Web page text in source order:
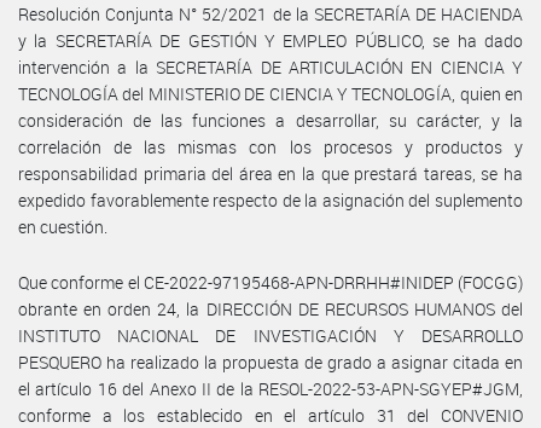
Resolución Conjunta N° 52/2021 de la SECRETARÍA DE HACIENDA
y la SECRETARÍA DE GESTIÓN Y EMPLEO PÚBLICO, se ha dado
intervención a la SECRETARÍA DE ARTICULACIÓN EN CIENCIA Y
TECNOLOGÍA del MINISTERIO DE CIENCIA Y TECNOLOGÍA, quien en
consideración de las funciones a desarrollar, su carácter, y la
correlación de las mismas con los procesos y productos y
responsabilidad primaria del área en la que prestará tareas, se ha
expedido favorablemente respecto de la asignación del suplemento
en cuestión.
Que conforme el CE-2022-97195468-APN-DRRHH#INIDEP (FOCGG)
obrante en orden 24, la DIRECCIÓN DE RECURSOS HUMANOS del
INSTITUTO NACIONAL DE INVESTIGACIÓN Y DESARROLLO
PESQUERO ha realizado la propuesta de grado a asignar citada en
el artículo 16 del Anexo II de la RESOL-2022-53-APN-SGYEP#JGM,
conforme a los establecido en el artículo 31 del CONVENIO